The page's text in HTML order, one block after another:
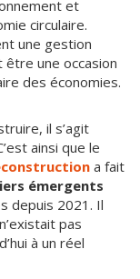
et
circulaire.
une gestion
être une occasion
des économies.
il s’agit
ainsi que le
a fait
émergents
depuis 2021. Il
pas
à un réel